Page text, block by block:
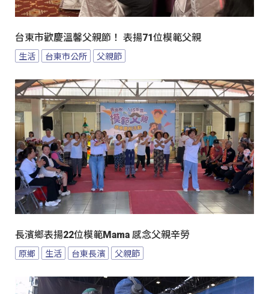
台東市歡慶溫馨父親節！ 表揚71位模範父親
生活 台東市公所 父親節
長濱鄉表揚22位模範Mama 感念父親辛勞
原鄉 生活 台東長濱 父親節